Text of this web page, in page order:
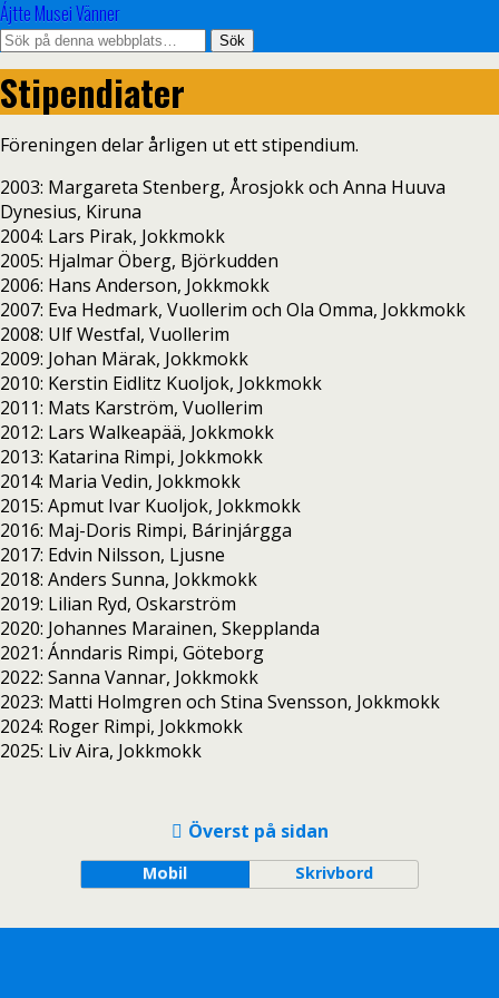
Ájtte Musei Vänner
Stipendiater
Föreningen delar årligen ut ett stipendium.
2003: Margareta Stenberg, Årosjokk och Anna Huuva
Dynesius, Kiruna
2004: Lars Pirak, Jokkmokk
2005: Hjalmar Öberg, Björkudden
2006: Hans Anderson, Jokkmokk
2007: Eva Hedmark, Vuollerim och Ola Omma, Jokkmokk
2008: Ulf Westfal, Vuollerim
2009: Johan Märak, Jokkmokk
2010: Kerstin Eidlitz Kuoljok, Jokkmokk
2011: Mats Karström, Vuollerim
2012: Lars Walkeapää, Jokkmokk
2013: Katarina Rimpi, Jokkmokk
2014: Maria Vedin, Jokkmokk
2015: Apmut Ivar Kuoljok, Jokkmokk
2016: Maj-Doris Rimpi, Bárinjárgga
2017: Edvin Nilsson, Ljusne
2018: Anders Sunna, Jokkmokk
2019: Lilian Ryd, Oskarström
2020: Johannes Marainen, Skepplanda
2021: Ánndaris Rimpi, Göteborg
2022: Sanna Vannar, Jokkmokk
2023: Matti Holmgren och Stina Svensson, Jokkmokk
2024: Roger Rimpi, Jokkmokk
2025: Liv Aira, Jokkmokk
Överst på sidan
Mobil Skrivbord